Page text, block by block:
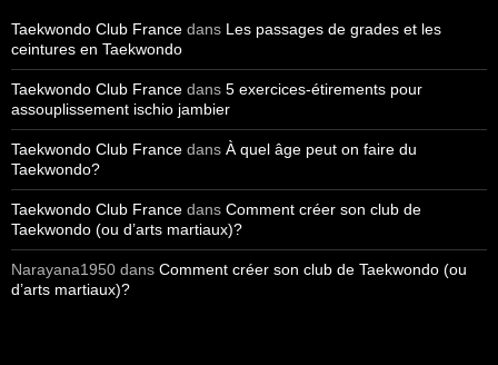
Taekwondo Club France dans Les passages de grades et les
ceintures en Taekwondo
Taekwondo Club France dans 5 exercices-étirements pour
assouplissement ischio jambier
Taekwondo Club France dans À quel âge peut on faire du
Taekwondo?
Taekwondo Club France dans Comment créer son club de
Taekwondo (ou d’arts martiaux)?
Narayana1950 dans Comment créer son club de Taekwondo (ou
d’arts martiaux)?